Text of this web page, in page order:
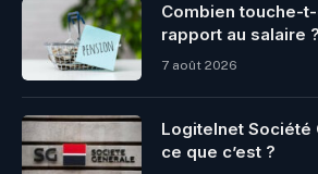
Combien touche-
rapport au salaire ?
7 août 2026
Logitelnet Société
ce que c’est ?